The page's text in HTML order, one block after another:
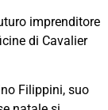
imprenditore
di Cavalier
Filippini, suo